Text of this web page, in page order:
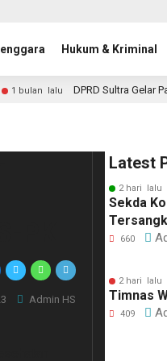
Hukum & Kriminal
1 bulan lalu DPRD Sultra Gelar
Admin HS
Latest
2 hari lalu
Sekda
660
2 hari lalu
Timnas
409